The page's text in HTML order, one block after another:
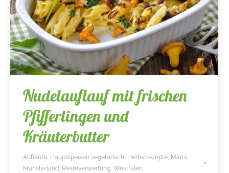
Nudelauflauf mit frischen
Pfifferlingen und
Kräuterbutter
Aufläufe, Hauptspeisen vegetarisch, Herbstrezepte, Maria,
Münsterland, Resteverwertung, Westfalen